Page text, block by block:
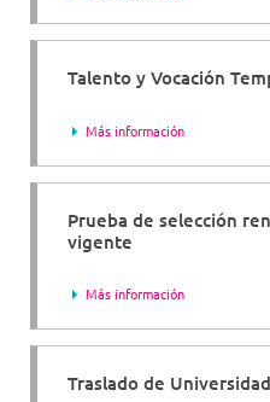
Talento y Vocación
Más información
Prueba de selección
vigente
Más información
Traslado de Universidad